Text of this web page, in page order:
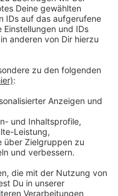
kostenlosen
Ob Nachrichten,
Aktionen - wir